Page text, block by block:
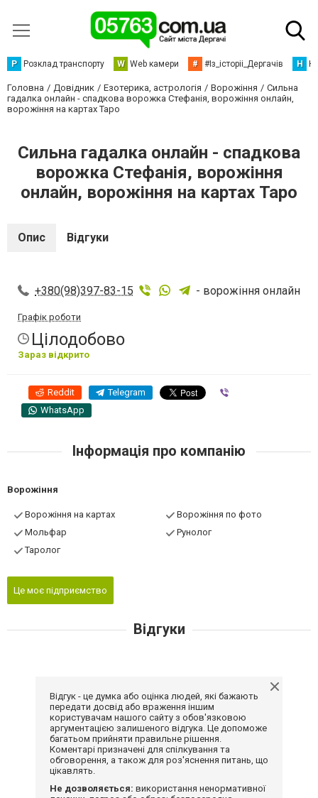
Р Розклад транспорту W Web камери # #Із_історіі_Дергачів Н
Головна Довідник Езотерика, астрологія Ворожіння
Сильна
гадалка онлайн - спадкова ворожка Стефанія, ворожіння онлайн,
ворожіння на картах Таро
Сильна гадалка онлайн - спадкова
ворожка Стефанія, ворожіння
онлайн, ворожіння на картах Таро
Опис Відгуки
+380(98)397-83-15 - ворожіння онлайн
Графік роботи
Цілодобово
Зараз відкрито
Reddit Telegram
WhatsApp
Інформація про компанію
Ворожіння
Ворожіння на картах
Ворожіння по фото
Мольфар
Рунолог
Таролог
Це моє підприємство
Відгуки
Відгук - це думка або оцінка людей, які бажають
передати досвід або враження іншим
користувачам нашого сайту з обов'язковою
аргументацією залишеного відгука. Це допоможе
багатьом прийняти правильне рішення.
Коментарі призначені для спілкування та
обговорення, а також для роз'яснення питань, що
цікавлять.
Не дозволяється: використання ненормативної